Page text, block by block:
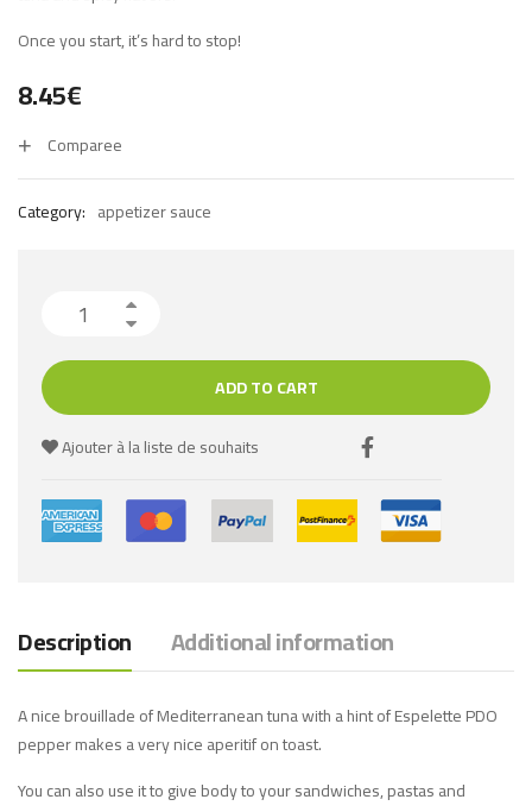
Once you start, it’s hard to stop!
8.45€
Comparee
Category: appetizer sauce
ADD TO CART
Ajouter à la liste de souhaits
Description Additional information
A nice brouillade of Mediterranean tuna with a hint of Espelette PDO
pepper makes a very nice aperitif on toast.
You can also use it to give body to your sandwiches, pastas and